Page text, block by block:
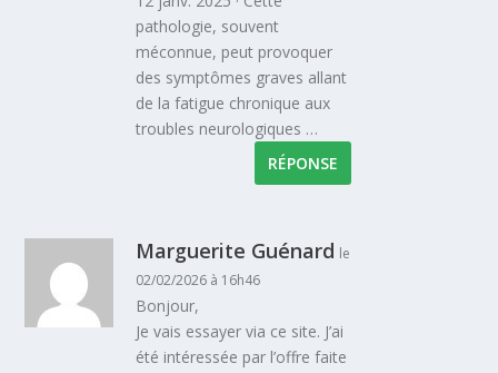
pathologie, souvent
méconnue, peut provoquer
des symptômes graves allant
de la fatigue chronique aux
troubles neurologiques …
RÉPONSE
Marguerite Guénard le
02/02/2026 à 16h46
Bonjour,
Je vais essayer via ce site. J’ai
été intéressée par l’offre faite